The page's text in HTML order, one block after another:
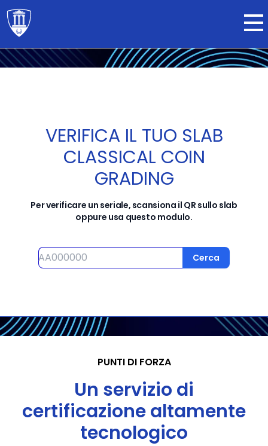
VERIFICA IL TUO SLAB
CLASSICAL COIN
GRADING
Per verificare un seriale, scansiona il QR sullo slab
oppure usa questo modulo.
Cerca
PUNTI DI FORZA
Un servizio di
certificazione altamente
tecnologico